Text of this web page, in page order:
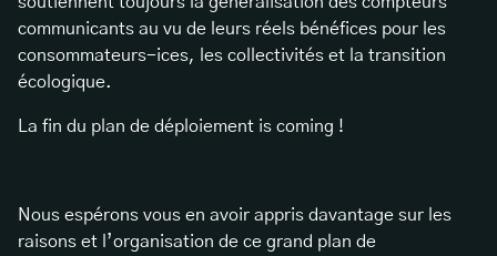
communicants au vu de leurs réels bénéfices pour les
consommateurs-ices, les collectivités et la transition
écologique.
La fin du plan de déploiement is coming !
Nous espérons vous en avoir appris davantage sur les
raisons et l’organisation de ce grand plan de